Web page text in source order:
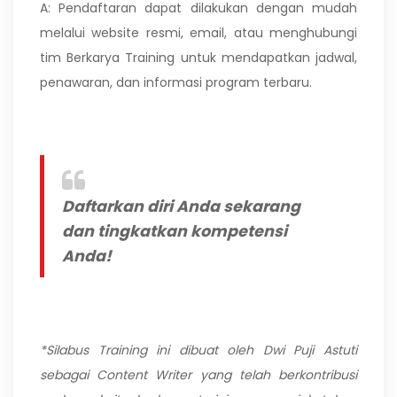
A: Pendaftaran dapat dilakukan dengan mudah
melalui website resmi, email, atau menghubungi
tim Berkarya Training untuk mendapatkan jadwal,
penawaran, dan informasi program terbaru.
Daftarkan diri Anda sekarang
dan tingkatkan kompetensi
Anda!
*Silabus Training ini dibuat oleh Dwi Puji Astuti
sebagai Content Writer yang telah berkontribusi